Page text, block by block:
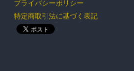
プライバシーポリシー
特定商取引法に基づく表記